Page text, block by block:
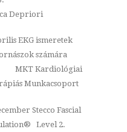
Depriori
EKG ismeretek
számára
Kardiológiai
Munkacsoport
Stecco Fascial
® Level 2.